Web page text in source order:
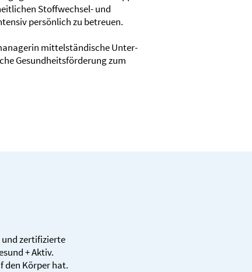
Stoff­wechsel- und
persön­lich zu betreuen.
mittel­ständische Unter­
Gesund­heits­förde­rung zum
und zertifi­zierte
+ Aktiv.
den Körper hat.